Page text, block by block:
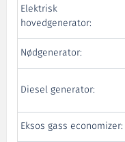
Elektrisk
hovedgenerator:
Nødgenerator:
Diesel generator:
Eksos gass economizer: